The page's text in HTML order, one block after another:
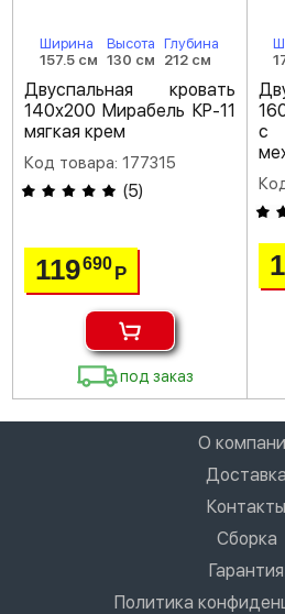
Ширина
157.5 см
Высота
130 см
Глубина
212 см
Двуспальная кровать
140х200 Мирабель КР-11
мягкая крем
Код товара: 177315
(5)
119690Р
под заказ
с
О
Доставка
Контакты
Сборка
Гарантия
Политика